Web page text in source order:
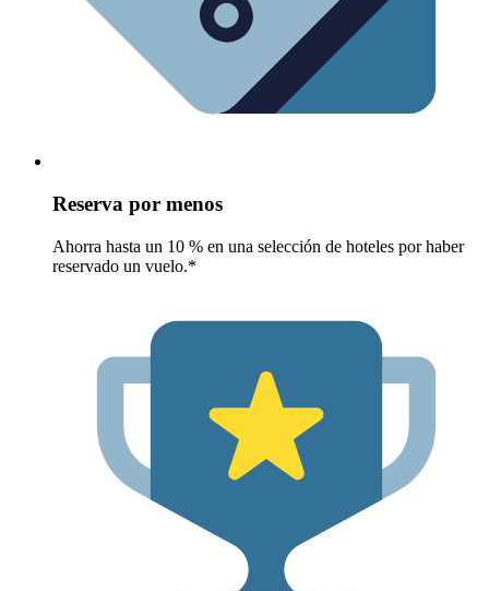
Reserva por menos
Ahorra hasta un 10 % en una selección de hoteles por haber
reservado un vuelo.*